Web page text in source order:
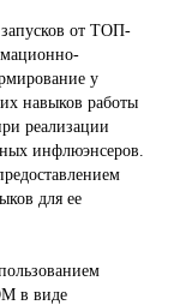
запусков от ТОП-
у
навыков работы
реализации
инфлюэнсеров.
для ее
в виде